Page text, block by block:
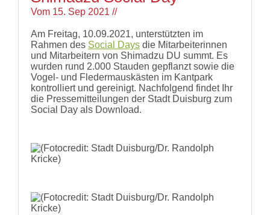
Vom 15. Sep 2021 //
Am Freitag, 10.09.2021, unterstützten im
Rahmen des Social Days die Mitarbeiterinnen
und Mitarbeitern von Shimadzu DU summt. Es
wurden rund 2.000 Stauden gepflanzt sowie die
Vogel- und Fledermauskästen im Kantpark
kontrolliert und gereinigt. Nachfolgend findet Ihr
die Pressemitteilungen der Stadt Duisburg zum
Social Day als Download.